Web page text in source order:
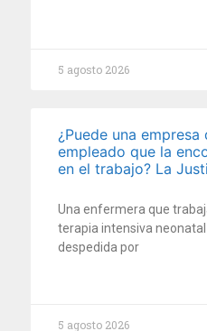
5 agosto 2026
¿Puede una
empleado que la
en el trabajo? La
Una enfermera que
terapia intensiva
despedida por
5 agosto 2026